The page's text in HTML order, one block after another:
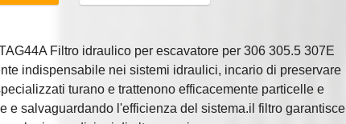
Filtro idraulico per escavatore per 306 305.5 307E
indispensabile nei sistemi idraulici, incario di preservare
turano e trattenono efficacemente particelle e
e salvaguardando l'efficienza del sistema.il filtro garantisce